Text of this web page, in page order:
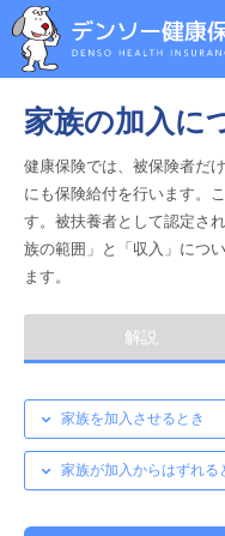
家族の加入に
健康保険では、被保険者だ
にも保険給付を行います。
す。被扶養者として認定さ
族の範囲」と「収入」につ
ます。
解説
家族を加入させるとき
家族が加入からはずれる